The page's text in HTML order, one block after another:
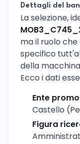
Dettagli del
La selezione,
ma il ruolo
specifico
della
Ecco i dati
Ente
Castello
Figura